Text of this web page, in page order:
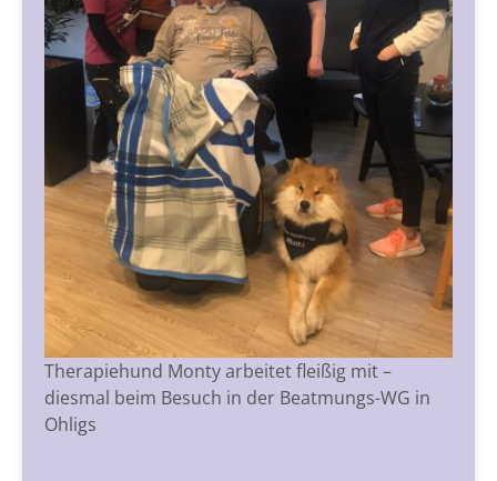
Therapiehund Monty arbeitet fleißig mit –
diesmal beim Besuch in der Beatmungs-WG in
Ohligs